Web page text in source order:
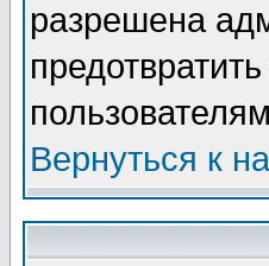
разрешена
Вернуться к